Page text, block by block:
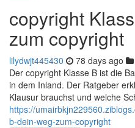
copyright
zum copyright
lilydwjt445430 78 days ago
Der copyright Klasse B ist die
in dem Inland. Der Ratgeber
Klausur brauchst und welche
https://
b-dein-weg-zum-copyright